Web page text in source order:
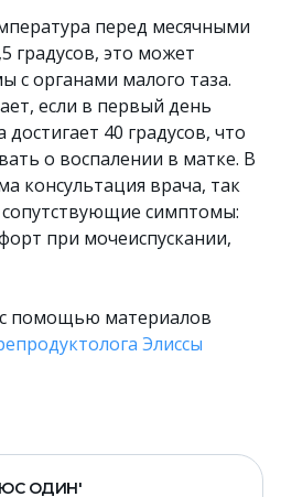
перед месячными
градусов, это может
с органами малого таза.
если в первый день
40 градусов, что
о воспалении в матке. В
консультация врача, так
сопутствующие симптомы:
при мочеиспускании,
помощью материалов
Элиссы
ОДИН'